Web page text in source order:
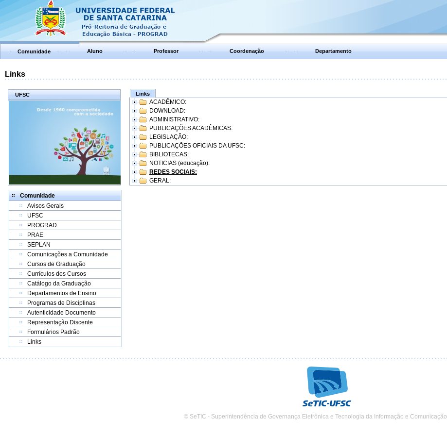
Comunidade Aluno Professor Coordenação Departamento
Links
UFSC
Comunidade
Avisos Gerais
UFSC
PROGRAD
PRAE
SEPLAN
Comunicações a Comunidade
Cursos de Graduação
Currículos dos Cursos
Catálogo da Graduação
Departamentos de Ensino
Programas de Disciplinas
Autenticidade Documento
Representação Discente
Formulários Padrão
Links
Links
ACADÊMICO:
DOWNLOAD:
ADMINISTRATIVO:
PUBLICAÇÕES ACADÊMICAS:
LEGISLAÇÃO:
PUBLICAÇÕES OFICIAIS DA UFSC:
BIBLIOTECAS:
NOTICIAS (educação):
REDES SOCIAIS:
GERAL:
© SeTIC - Superintendência de Governança Eletrônica e Tecnologia da Informação e Comunicação